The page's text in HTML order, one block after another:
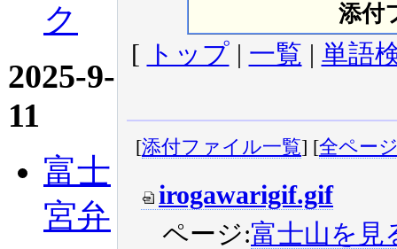
ク
2025-9-
11
富士
宮弁
添付
[ トップ| 一覧 | 単語
[添付ファイル一覧] [全ペー
irogawarigif.gif
ページ:富士山を見